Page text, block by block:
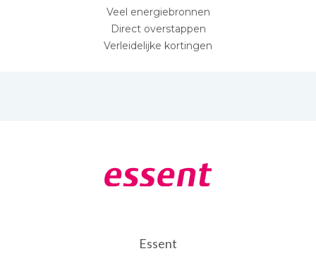
Veel energiebronnen
Direct overstappen
Verleidelijke kortingen
Essent